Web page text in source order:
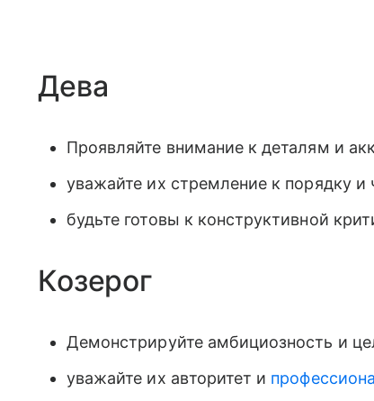
Дева
Проявляйте внимание к деталям и
уважайте их стремление к порядку и
будьте готовы к конструктивной
Козерог
Демонстрируйте амбициозность и
уважайте их авторитет и